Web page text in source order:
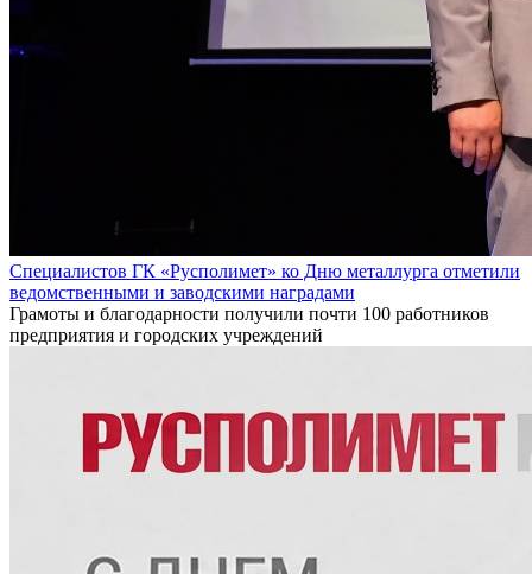
Специалистов ГК «Русполимет» ко Дню металлурга отметили
ведомственными и заводскими наградами
Грамоты и благодарности получили почти 100 работников
предприятия и городских учреждений